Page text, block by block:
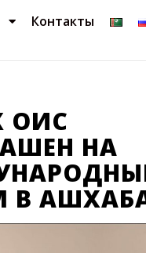
Контакты
ОИС
НА
В